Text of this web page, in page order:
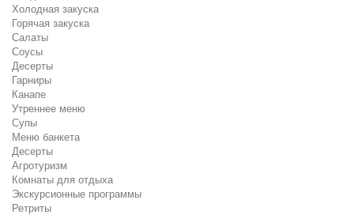
Холодная закуска
Горячая закуска
Салаты
Соусы
Десерты
Гарниры
Канапе
Утреннее меню
Супы
Меню банкета
Десерты
Агротуризм
Комнаты для отдыха
Экскурсионные программы
Ретриты